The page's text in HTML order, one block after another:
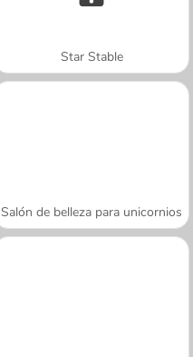
Star Stable
Salón de belleza para unicornios